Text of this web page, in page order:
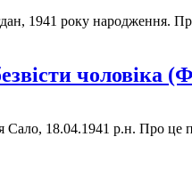
1941 року
чоловіка
Сало, 18.04.1941 р.н. Про